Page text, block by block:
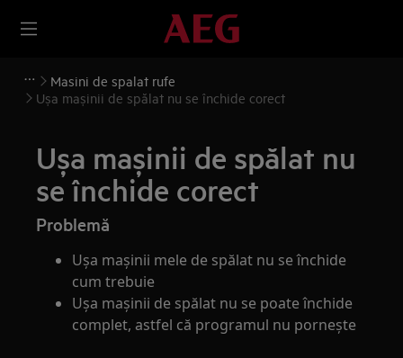
Masini de spalat rufe
Ușa mașinii de spălat nu se închide corect
Ușa mașinii de spălat nu
se închide corect
Problemă
Ușa mașinii mele de spălat nu se închide
cum trebuie
Ușa mașinii de spălat nu se poate închide
complet, astfel că programul nu pornește